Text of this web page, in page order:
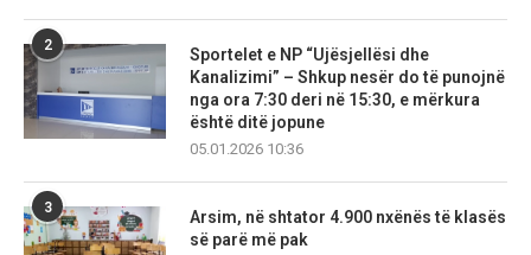
2
Sportelet e NP “Ujësjellësi dhe
Kanalizimi” – Shkup nesër do të punojnë
nga ora 7:30 deri në 15:30, e mërkura
është ditë jopune
05.01.2026 10:36
3
Arsim, në shtator 4.900 nxënës të klasës
së parë më pak